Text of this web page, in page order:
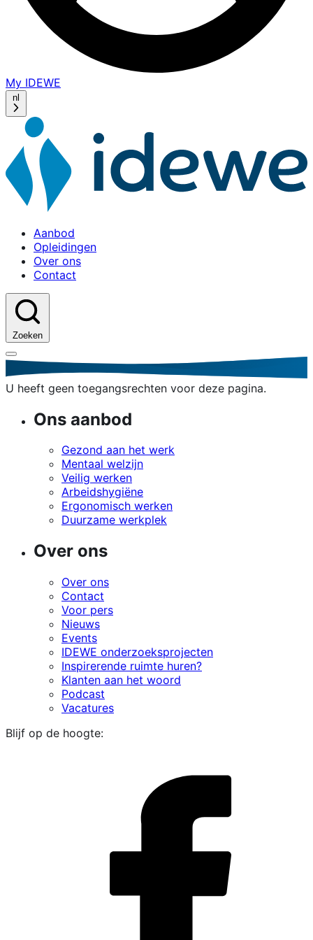
My IDEWE
window)
nl
Aanbod
Opleidingen
Over ons
Contact
Zoeken
U heeft geen toegangsrechten voor deze pagina.
Ons aanbod
Gezond aan het werk
Mentaal welzijn
Veilig werken
Arbeidshygiëne
Ergonomisch werken
Duurzame werkplek
Over ons
Over ons
Contact
Voor pers
Nieuws
Events
IDEWE onderzoeksprojecten
Inspirerende ruimte huren?
Klanten aan het woord
Podcast
Vacatures
Blijf op de hoogte: